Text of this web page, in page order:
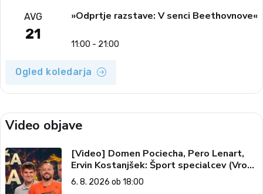
AVG
21
»Odprtje razstave: V senci Beethovnove«
11:00 - 21:00
Ogled koledarja
Video objave
[Video] Domen Pociecha, Pero Lenart,
Ervin Kostanjšek: Šport specialcev (Vroča
tema, 6. 8. 2026)
6. 8. 2026 ob 18:00